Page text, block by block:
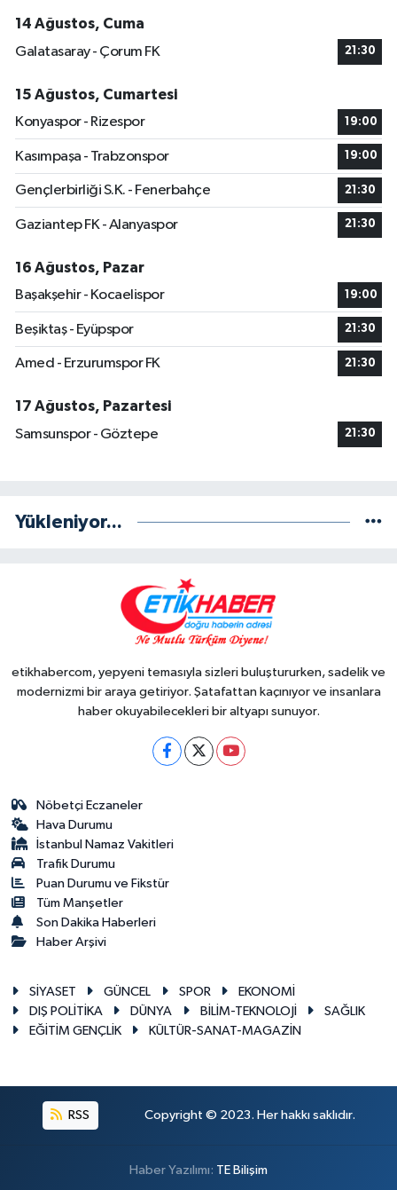
14 Ağustos, Cuma
Galatasaray - Çorum FK
21:30
15 Ağustos, Cumartesi
Konyaspor - Rizespor
19:00
Kasımpaşa - Trabzonspor 19:00
Gençlerbirliği S.K. - Fenerbahçe 21:30
Gaziantep FK - Alanyaspor 21:30
16 Ağustos, Pazar
Başakşehir - Kocaelispor
19:00
Beşiktaş - Eyüpspor 21:30
Amed - Erzurumspor FK 21:30
17 Ağustos, Pazartesi
Samsunspor - Göztepe
21:30
Yükleniyor...
etikhabercom, yepyeni temasıyla sizleri buluştururken, sadelik ve
modernizmi bir araya getiriyor. Şatafattan kaçınıyor ve insanlara
haber okuyabilecekleri bir altyapı sunuyor.
Nöbetçi Eczaneler
Hava Durumu
İstanbul Namaz Vakitleri
Trafik Durumu
Puan Durumu ve Fikstür
Tüm Manşetler
Son Dakika Haberleri
Haber Arşivi
SİYASET GÜNCEL SPOR
EKONOMİ
DIŞ POLİTİKA
DÜNYA BİLİM-TEKNOLOJİ
SAĞLIK
EĞİTİM GENÇLİK
KÜLTÜR-SANAT-MAGAZİN
RSS Copyright © 2023. Her hakkı saklıdır.
Haber Yazılımı: TE Bilişim